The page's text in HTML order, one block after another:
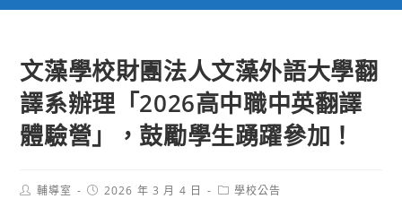
文藻學校財團法人文藻外語大學翻
譯系辦理「2026高中職中英翻譯
體驗營」，鼓勵學生踴躍參加！
Post輔導室
Post2026 年 3 月 4 日
Post學校公告